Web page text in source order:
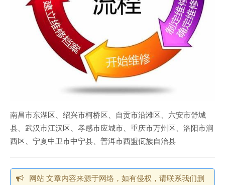
南昌市东湖区、绍兴市柯桥区、自贡市沿滩区、六安市舒城
县、武汉市江汉区、孝感市应城市、重庆市万州区、洛阳市涧
西区、宁夏中卫市中宁县、普洱市西盟佤族自治县
网站 文章内容来源于网络，如有侵权，请联系我们删